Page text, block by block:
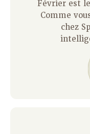
Février est
Comme
chez
pendant le